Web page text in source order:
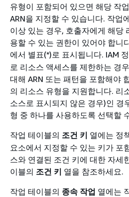
유형이 포함되어 있으면 해당 작
ARN을 지정할 수 있습니다. 작업
이상 있는 경우, 호출자에게 해당
용할 수 있는 권한이 있어야 합니
에서 별표(*)로 표시됩니다. IAM
로 리소스 액세스를 제한하는 경
대해 ARN 또는 패턴을 포함해야
의 리소스 유형을 지원합니다. 리
소스로 표시되지 않은 경우)인 경
형 중 하나를 사용하도록 선택할
작업 테이블의 조건 키 열에는 정
요소에서 지정할 수 있는 키가 포
스와 연결된 조건 키에 대한 자세
이블의 조건 키 열을 참조하세요.
작업 테이블의 종속 작업 열에는